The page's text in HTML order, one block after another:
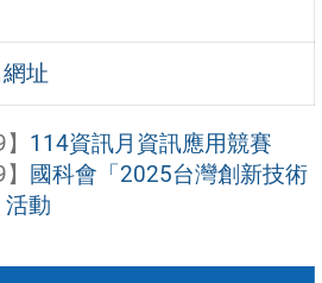
址
114資訊月資訊應用競賽
國科會「2025台灣創新技術
動